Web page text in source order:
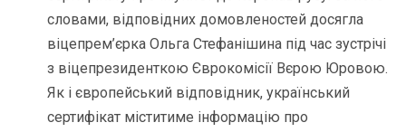
словами, відповідних домовленостей досягла
віцепрем’єрка Ольга Стефанішина під час зустрічі
з віцепрезиденткою Єврокомісії Вєрою Юровою.
Як і європейський відповідник, український
сертифікат міститиме інформацію про